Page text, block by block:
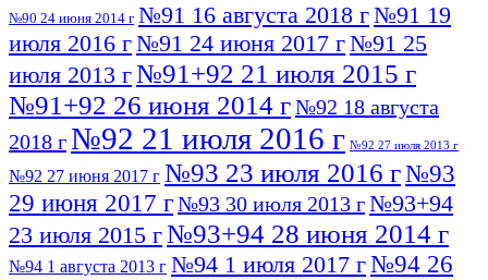
№90 24 июня 2014 г №91 16 августа 2018 г№91 19
июля 2016 г№91 24 июня 2017 г№91 25
июля 2013 г№91+92 21 июля 2015 г
№91+92 26 июня 2014 г№92 18 августа
2018 г№92 21 июля 2016 г №92 27 июля 2013 г
№92 27 июня 2017 г №93 23 июля 2016 г№93
29 июня 2017 г№93 30 июля 2013 г№93+94
23 июля 2015 г№93+94 28 июня 2014 г
№94 1 августа 2013 г №94 1 июля 2017 г№94 26